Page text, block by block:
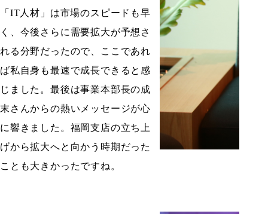
「IT人材」は市場のスピードも早
く、今後さらに需要拡大が予想さ
れる分野だったので、ここであれ
ば私自身も最速で成長できると感
じました。最後は事業本部長の成
末さんからの熱いメッセージが心
に響きました。福岡支店の立ち上
げから拡大へと向かう時期だった
ことも大きかったですね。